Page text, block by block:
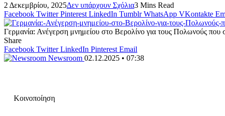
2 Δεκεμβρίου, 2025Δεν υπάρχουν Σχόλια3 Mins Read
Facebook Twitter Pinterest LinkedIn Tumblr WhatsApp VKontakte
Γερμανία: Ανέγερση μνημείου στο Βερολίνο για τους Πολωνούς που
Share
Facebook Twitter LinkedIn Pinterest Email
Newsroom 02.12.2025 • 07:38
Κοινοποίηση